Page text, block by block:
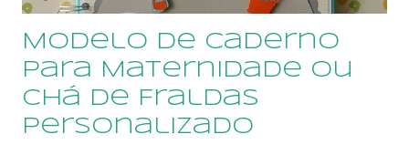
pezinhos e mãozinhas do bebê, bem c...
Modelo de caderno
para Maternidade ou
Chá de Fraldas
personalizado